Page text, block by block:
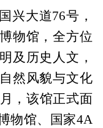
兴大道76号，
物馆，全方位
及历史人文，
然风貌与文化
，该馆正式面
物馆、国家4A